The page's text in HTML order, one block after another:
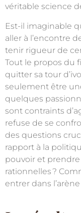
véritable science
Est-il imaginable
aller à l’encontre
tenir rigueur de
Tout le propos du
quitter sa tour
seulement être
quelques
sont contraints
refuse de se
des questions
rapport à la
pouvoir et
rationnelles?
entrer dans